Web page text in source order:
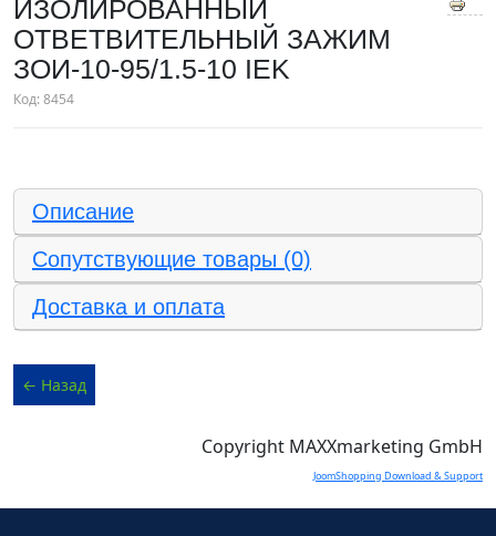
ИЗОЛИРОВАННЫЙ
ОТВЕТВИТЕЛЬНЫЙ ЗАЖИМ
ЗОИ-10-95/1.5-10 IEK
Код:8454
Описание
Сопутствующие товары (0)
Доставка и оплата
Copyright MAXXmarketing GmbH
JoomShopping Download & Support